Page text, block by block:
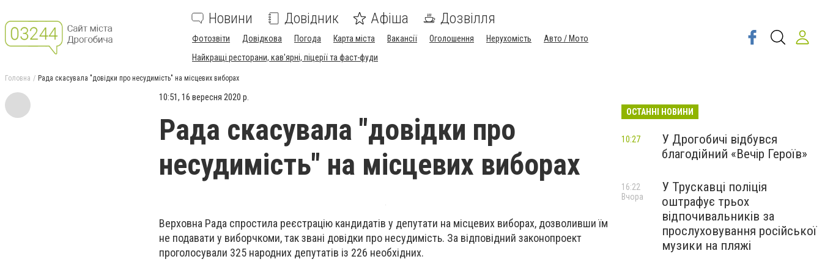
Новини Довідник Афіша Дозвілля
Фотозвіти Довідкова Погода Карта міста Вакансії Оголошення Нерухомість
Авто / Мото
Найкращі ресторани, кав'ярні, піцерії та фаст-фуди
Головна Рада скасувала "довідки про несудимість" на місцевих виборах
10:51, 16 вересня 2020 р.
Рада скасувала "довідки про
несудимість" на місцевих виборах
Верховна Рада спростила реєстрацію кандидатів у депутати на місцевих виборах, дозволивши їм
не подавати у виборчкоми, так звані довідки про несудимість. За відповідний законопроект
проголосували 325 народних депутатів із 226 необхідних.
ОСТАННІ НОВИНИ
У Дрогобичі відбувся
благодійний «Вечір Героїв»
10:27
У Трускавці поліція
оштрафує трьох
відпочивальників за
прослуховування російської
музики на пляжі
16:22
Вчора